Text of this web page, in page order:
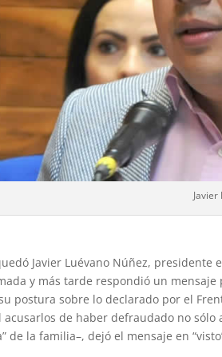
Javier
Javier Luévano Núñez,
y más tarde respondió un
postura sobre lo declarado por el
de haber defraudado no
de la familia–, dejó el mensaje en